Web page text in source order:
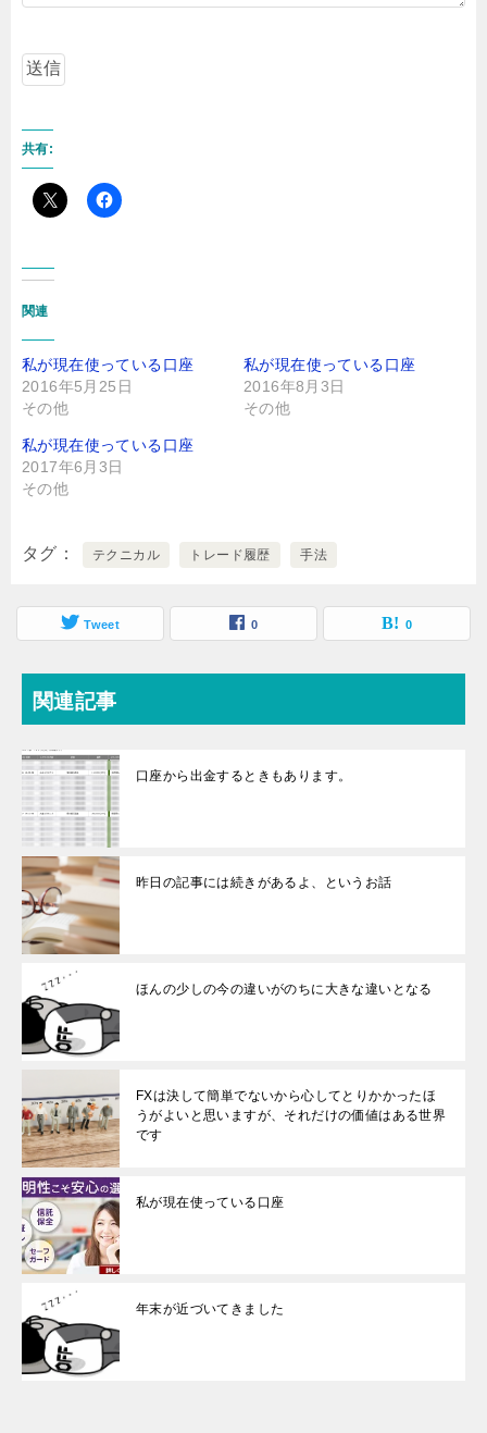
共有:
関連
私が現在使っている口座
2016年5月25日
その他
私が現在使っている口座
2016年8月3日
その他
私が現在使っている口座
2017年6月3日
その他
タグ テクニカル トレード履歴 手法
Tweet 0 0
関連記事
口座から出金するときもあります。
昨日の記事には続きがあるよ、というお話
ほんの少しの今の違いがのちに大きな違いとなる
FXは決して簡単でないから心してとりかかったほ
うがよいと思いますが、それだけの価値はある世界
です
私が現在使っている口座
年末が近づいてきました